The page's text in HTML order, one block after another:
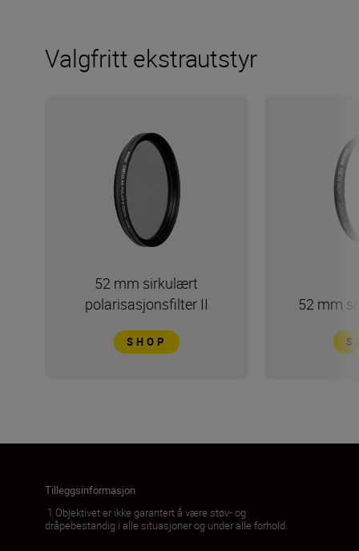
Valgfritt ekstrautstyr
52 mm sirkulært
polarisasjonsfilter II
SHOP
52 mm
Tilleggsinformasjon
1 Objektivet er ikke garantert å være støv- og
dråpebestandig i alle situasjoner og under alle forhold.